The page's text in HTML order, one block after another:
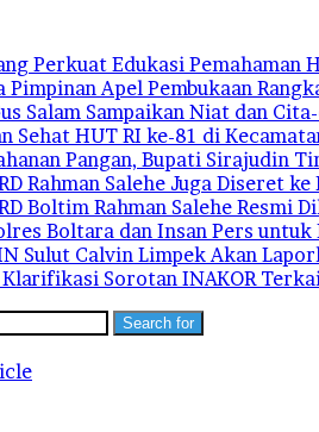
Perkuat Edukasi Pemahaman
Pimpinan Apel Pembukaan
Salam Sampaikan Niat dan
Sehat HUT RI ke-81 di
Pangan, Bupati Sirajudin
Rahman Salehe Juga Diseret
Boltim Rahman Salehe Resmi
Boltara dan Insan Pers
Sulut Calvin Limpek Akan
Sorotan INAKOR
Search for